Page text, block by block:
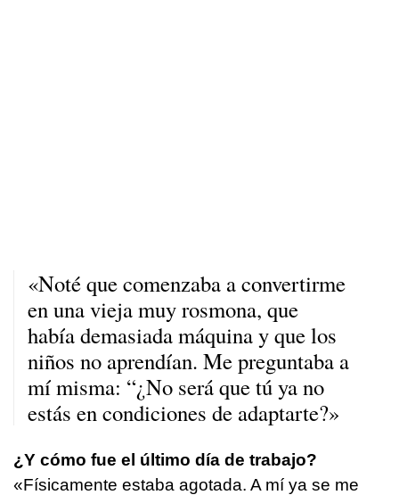
«Noté que comenzaba a convertirme
en una vieja muy rosmona, que
había demasiada máquina y que los
niños no aprendían. Me preguntaba a
mí misma: “¿No será que tú ya no
estás en condiciones de adaptarte?»
¿Y cómo fue el último día de trabajo?
«Físicamente estaba agotada. A mí ya se me